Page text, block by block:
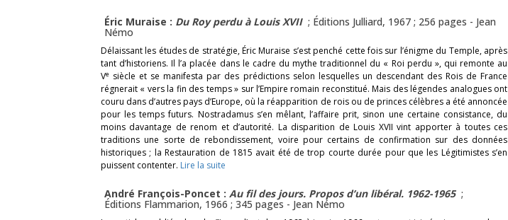
Éric Muraise : Du Roy perdu à Louis XVII ; Éditions Julliard, 1967 ; 256 pages - Jean
Némo
Délaissant les études de stratégie, Éric Muraise s’est penché cette fois sur l’énigme du Temple, après
tant d’historiens. Il l’a placée dans le cadre du mythe traditionnel du « Roi perdu », qui remonte au
Ve siècle et se manifesta par des prédictions selon lesquelles un descendant des Rois de France
régnerait « vers la fin des temps » sur l’Empire romain reconstitué. Mais des légendes analogues ont
couru dans d’autres pays d’Europe, où la réapparition de rois ou de princes célèbres a été annoncée
pour les temps futurs. Nostradamus s’en mêlant, l’affaire prit, sinon une certaine consistance, du
moins davantage de renom et d’autorité. La disparition de Louis XVII vint apporter à toutes ces
traditions une sorte de rebondissement, voire pour certains de confirmation sur des données
historiques ; la Restauration de 1815 avait été de trop courte durée pour que les Légitimistes s’en
puissent contenter. Lire la suite
André François-Poncet : Au fil des jours. Propos d’un libéral. 1962-1965 ;
Éditions Flammarion, 1966 ; 345 pages - Jean Némo